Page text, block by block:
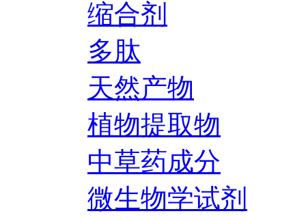
缩合剂
多肽
天然产物
植物提取物
中草药成分
微生物学试剂